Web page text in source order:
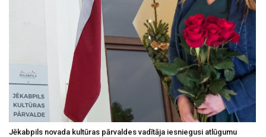
Jēkabpils novada kultūras pārvaldes vadītāja iesniegusi atlūgumu